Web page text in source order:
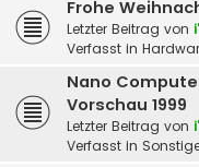
Frohe
Letzter Beitrag von
Verfasst in
Nano
Vorschau 1999
Letzter Beitrag von
Verfasst in